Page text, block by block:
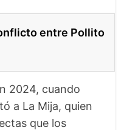
entre Pollito
2024, cuando
a La Mija, quien
que los